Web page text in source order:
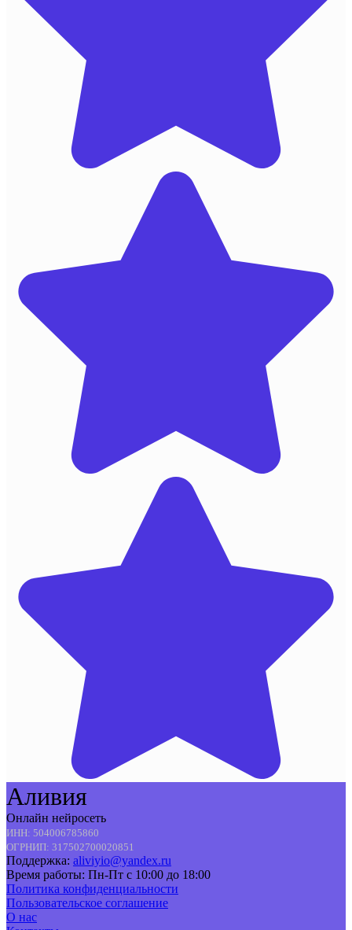
Аливия
Онлайн нейросеть
ИНН: 504006785860
ОГРНИП: 317502700020851
Поддержка: aliviyio@yandex.ru
Время работы: Пн-Пт с 10:00 до 18:00
Политика конфиденциальности
Пользовательское соглашение
О нас